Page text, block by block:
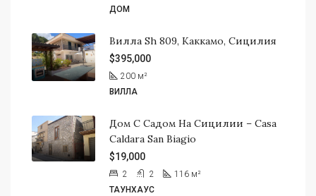
ДОМ
Вилла Sh 809, Каккамо, Сицилия
$395,000
200 м²
ВИЛЛА
Дом С Садом На Сицилии – Casa
Caldara San Biagio
$19,000
2 2 116 м²
ТАУНХАУС